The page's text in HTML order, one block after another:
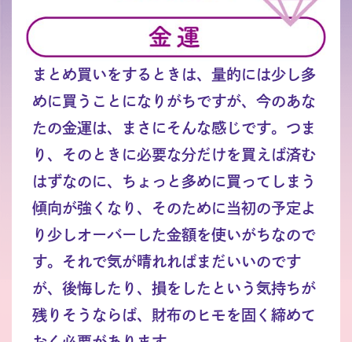
まとめ買いをするときは、量的には少し多
めに買うことになりがちですが、今のあな
たの金運は、まさにそんな感じです。つま
り、そのときに必要な分だけを買えば済む
はずなのに、ちょっと多めに買ってしまう
傾向が強くなり、そのために当初の予定よ
り少しオーバーした金額を使いがちなので
す。それで気が晴れればまだいいのです
が、後悔したり、損をしたという気持ちが
残りそうならば、財布のヒモを固く締めて